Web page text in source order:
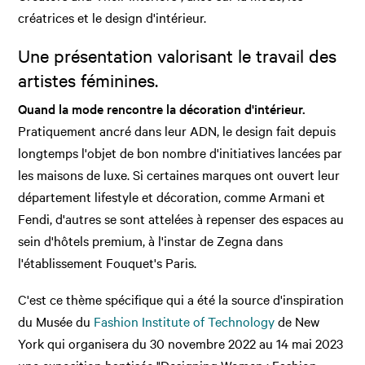
créatrices et le design d'intérieur.
Une présentation valorisant le travail des
artistes féminines.
Quand la mode rencontre la décoration d'intérieur.
Pratiquement ancré dans leur ADN, le design fait depuis
longtemps l'objet de bon nombre d'initiatives lancées par
les maisons de luxe. Si certaines marques ont ouvert leur
département lifestyle et décoration, comme Armani et
Fendi, d'autres se sont attelées à repenser des espaces au
sein d'hôtels premium, à l'instar de Zegna dans
l'établissement Fouquet's Paris.
C'est ce thème spécifique qui a été la source d'inspiration
du Musée du Fashion Institute of Technologyde New
York qui organisera du 30 novembre 2022 au 14 mai 2023